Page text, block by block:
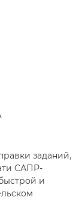
заданий,
САПР-
и